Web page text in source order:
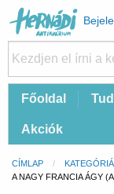
Felhasználói
fiók
menüje
FőFőoldal
Akciók
Morzsa
CÍMLAP
CURRENT:
A NAGY FRANCIA ÁGY